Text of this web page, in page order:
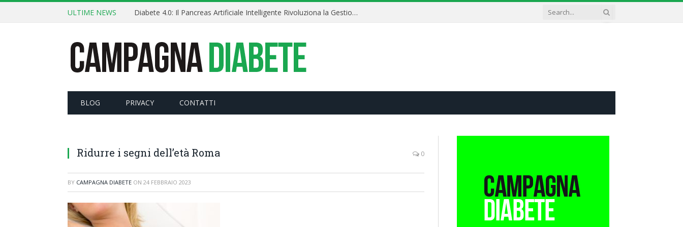
ULTIME NEWS Diabete 4.0: Il Pancreas Artificiale Intelligente Rivoluziona la Gestione della Glicemia
BLOG PRIVACY CONTATTI
Ridurre i segni dell’età Roma 0
BY CAMPAGNA DIABETE ON 24 FEBBRAIO 2023